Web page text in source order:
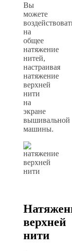
Вы
можете
на
общее
натяжение
нитей,
настраивая
натяжение
верхней
нити
на
экране
вышивальной
машины.
верхней
нити